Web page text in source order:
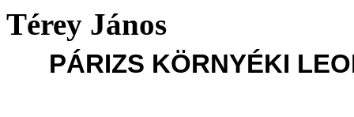
Térey János
PÁRIZS KÖRNYÉKI